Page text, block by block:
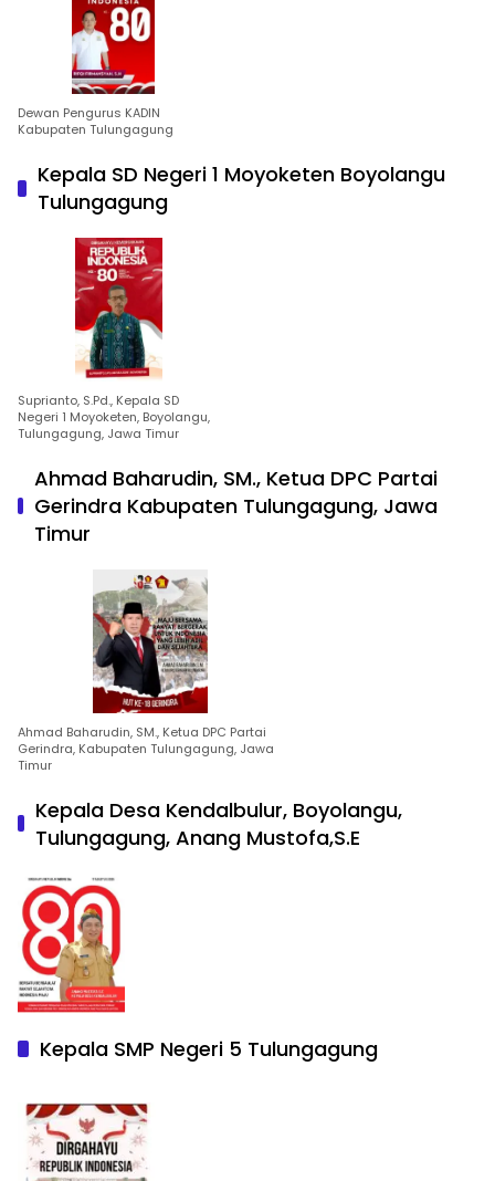
Dewan Pengurus KADIN
Kabupaten Tulungagung
Kepala SD Negeri 1 Moyoketen Boyolangu
Tulungagung
Suprianto, S.Pd., Kepala SD
Negeri 1 Moyoketen, Boyolangu,
Tulungagung, Jawa Timur
Ahmad Baharudin, SM., Ketua DPC Partai
Gerindra Kabupaten Tulungagung, Jawa
Timur
Ahmad Baharudin, SM., Ketua DPC Partai
Gerindra, Kabupaten Tulungagung, Jawa
Timur
Kepala Desa Kendalbulur, Boyolangu,
Tulungagung, Anang Mustofa,S.E
Kepala SMP Negeri 5 Tulungagung